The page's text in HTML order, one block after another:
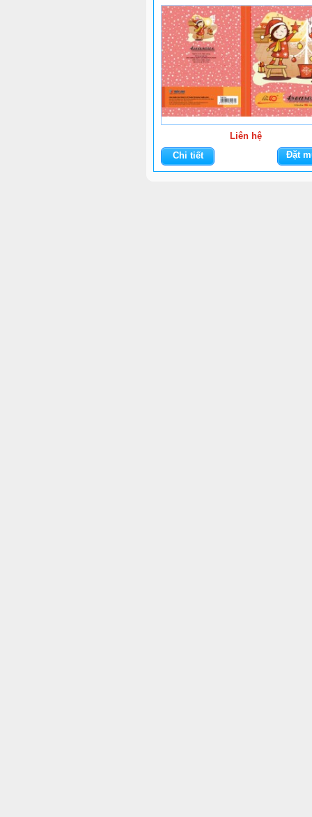
Liên hệ
Chi tiết
Đặt